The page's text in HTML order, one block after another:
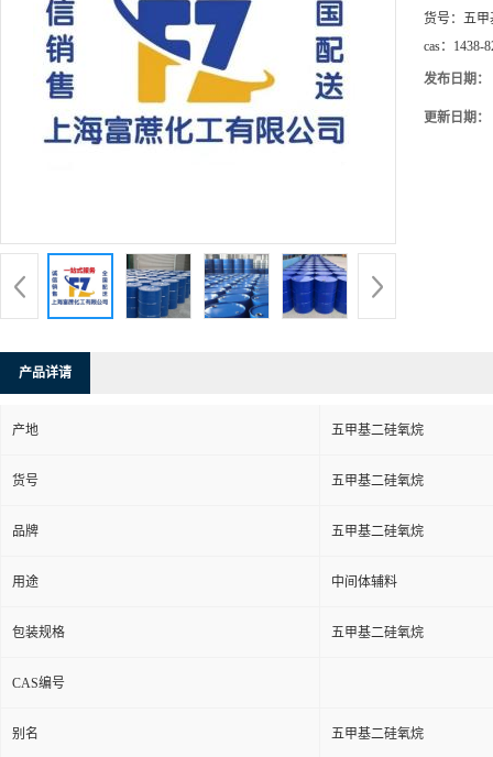
货号： 五甲
cas： 1438-
发布日期：
更新日期：
产品详请
产地 五甲基二硅氧烷
货号 五甲基二硅氧烷
品牌 五甲基二硅氧烷
用途 中间体辅料
包装规格 五甲基二硅氧烷
CAS编号
别名 五甲基二硅氧烷